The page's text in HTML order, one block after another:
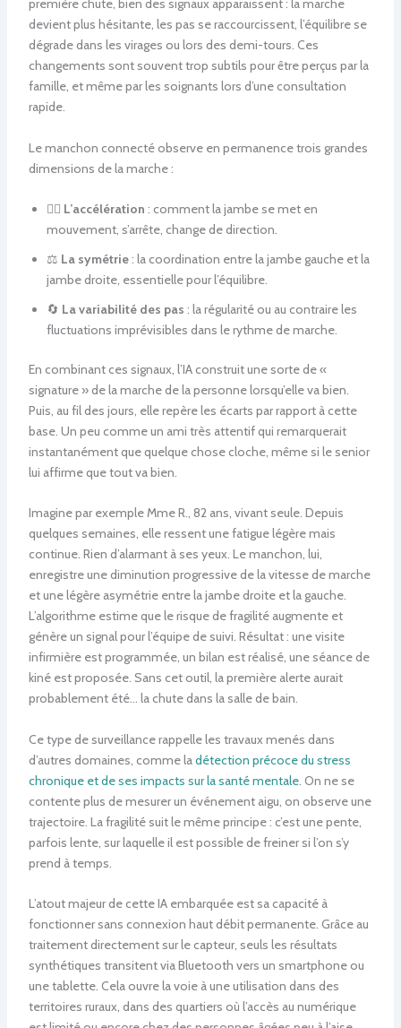
première chute, bien des signaux apparaissent : la marche
devient plus hésitante, les pas se raccourcissent, l’équilibre se
dégrade dans les virages ou lors des demi-tours. Ces
changements sont souvent trop subtils pour être perçus par la
famille, et même par les soignants lors d’une consultation
rapide.
Le manchon connecté observe en permanence trois grandes
dimensions de la marche :
🚶‍♂️ L’accélération : comment la jambe se met en
mouvement, s’arrête, change de direction.
⚖️ La symétrie: la coordination entre la jambe gauche et la
jambe droite, essentielle pour l’équilibre.
🔄 La variabilité des pas : la régularité ou au contraire les
fluctuations imprévisibles dans le rythme de marche.
En combinant ces signaux, l’IA construit une sorte de «
signature » de la marche de la personne lorsqu’elle va bien.
Puis, au fil des jours, elle repère les écarts par rapport à cette
base. Un peu comme un ami très attentif qui remarquerait
instantanément que quelque chose cloche, même si le senior
lui affirme que tout va bien.
Imagine par exemple Mme R., 82 ans, vivant seule. Depuis
quelques semaines, elle ressent une fatigue légère mais
continue. Rien d’alarmant à ses yeux. Le manchon, lui,
enregistre une diminution progressive de la vitesse de marche
et une légère asymétrie entre la jambe droite et la gauche.
L’algorithme estime que le risque de fragilité augmente et
génère un signal pour l’équipe de suivi. Résultat : une visite
infirmière est programmée, un bilan est réalisé, une séance de
kiné est proposée. Sans cet outil, la première alerte aurait
probablement été… la chute dans la salle de bain.
Ce type de surveillance rappelle les travaux menés dans
d’autres domaines, comme ladétection précoce du stress
chronique et de ses impacts sur la santé mentale. On ne se
contente plus de mesurer un événement aigu, on observe une
trajectoire. La fragilité suit le même principe : c’est une pente,
parfois lente, sur laquelle il est possible de freiner si l’on s’y
prend à temps.
L’atout majeur de cette IA embarquée est sa capacité à
fonctionner sans connexion haut débit permanente. Grâce au
traitement directement sur le capteur, seuls les résultats
synthétiques transitent via Bluetooth vers un smartphone ou
une tablette. Cela ouvre la voie à une utilisation dans des
territoires ruraux, dans des quartiers où l’accès au numérique